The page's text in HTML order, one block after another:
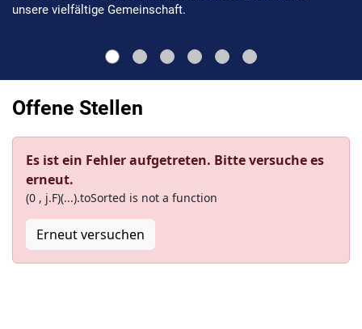
unsere vielfältige Gemeinschaft.
Offene Stellen
Es ist ein Fehler aufgetreten. Bitte versuche es
erneut.
(0 , j.F)(...).toSorted is not a function
Erneut versuchen